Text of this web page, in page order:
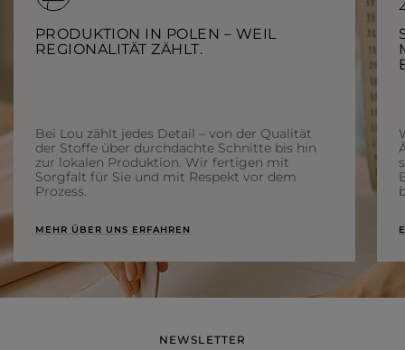
PRODUKTION IN POLEN – WEIL
REGIONALITÄT ZÄHLT.
Bei Lou zählt jedes Detail – von der Qualität
der Stoffe über durchdachte Schnitte bis hin
zur lokalen Produktion. Wir fertigen mit
Sorgfalt für Sie und mit Respekt vor dem
Prozess.
MEHR ÜBER UNS ERFAHREN
NEWSLETTER